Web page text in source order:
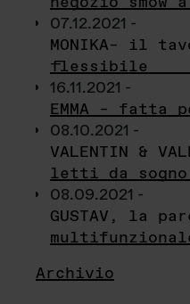
07.12.2021 -
MONIKA– il
flessibile
16.11.2021 -
EMMA –
08.10.2021 -
VALENTIN &
letti da sogno
08.09.2021 -
GUSTAV, la
Archivio